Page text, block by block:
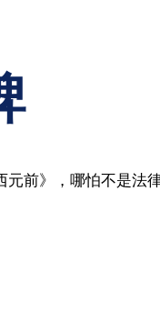
元前》，哪怕不是法